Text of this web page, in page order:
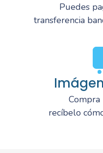
Puedes
transferencia
recíbelo